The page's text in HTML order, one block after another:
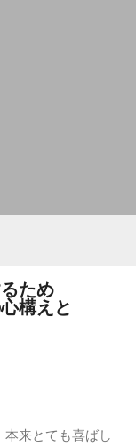
ため
構えと
来とても喜ばし